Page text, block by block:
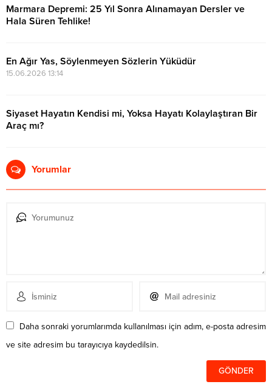
Marmara Depremi: 25 Yıl Sonra Alınamayan Dersler ve
Hala Süren Tehlike!
En Ağır Yas, Söylenmeyen Sözlerin Yüküdür
15.06.2026 13:14
Siyaset Hayatın Kendisi mi, Yoksa Hayatı Kolaylaştıran Bir
Araç mı?
Yorumlar
Daha sonraki yorumlarımda kullanılması için adım, e-posta adresim
ve site adresim bu tarayıcıya kaydedilsin.